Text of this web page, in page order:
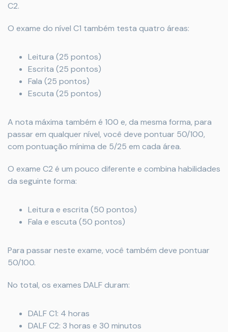
C2.
O exame do nível C1 também testa quatro áreas:
Leitura (25 pontos)
Escrita (25 pontos)
Fala (25 pontos)
Escuta (25 pontos)
A nota máxima também é 100 e, da mesma forma, para
passar em qualquer nível, você deve pontuar 50/100,
com pontuação mínima de 5/25 em cada área.
O exame C2 é um pouco diferente e combina habilidades
da seguinte forma:
Leitura e escrita (50 pontos)
Fala e escuta (50 pontos)
Para passar neste exame, você também deve pontuar
50/100.
No total, os exames DALF duram:
DALF C1: 4 horas
DALF C2: 3 horas e 30 minutos